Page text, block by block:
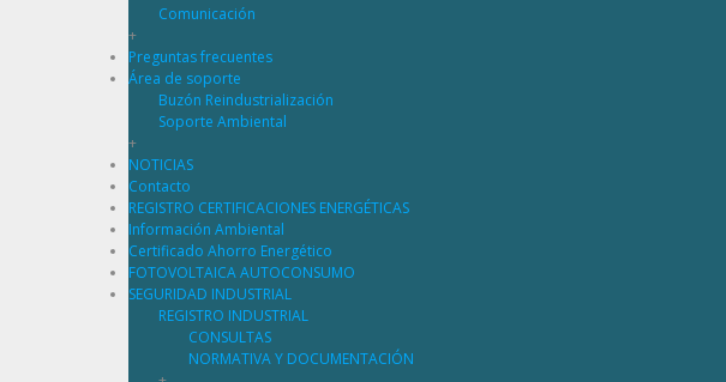
Comunicación
+
Preguntas frecuentes
Área de soporte
Buzón Reindustrialización
Soporte Ambiental
+
NOTICIAS
Contacto
REGISTRO CERTIFICACIONES ENERGÉTICAS
Información Ambiental
Certificado Ahorro Energético
FOTOVOLTAICA AUTOCONSUMO
SEGURIDAD INDUSTRIAL
REGISTRO INDUSTRIAL
CONSULTAS
NORMATIVA Y DOCUMENTACIÓN